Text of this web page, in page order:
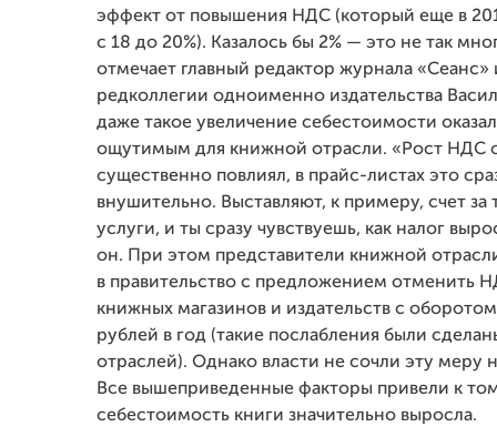
эффект от повышения НДС (который еще в
с 18 до 20%). Казалось бы 2% — это не так
отмечает главный редактор журнала «Сеанс»
редколлегии одноименно издательства
даже такое увеличение себестоимости
ощутимым для книжной отрасли. «Рост НДС
существенно повлиял, в прайс-листах это
внушительно. Выставляют, к примеру, счет за
услуги, и ты сразу чувствуешь, как налог
он. При этом представители книжной
в правительство с предложением отменить
книжных магазинов и издательств с
рублей в год (такие послабления были
отраслей). Однако власти не сочли эту меру
Все вышеприведенные факторы привели к
себестоимость книги значительно выросла.